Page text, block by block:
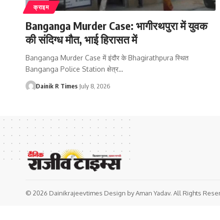
क्राइम
Banganga Murder Case: भागीरथपुरा में युवक
की संदिग्ध मौत, भाई हिरासत में
Banganga Murder Case में इंदौर के Bhagirathpura स्थित
Banganga Police Station क्षेत्र…
Dainik R Times July 8, 2026
© 2026 Dainikrajeevtimes Design by Aman Yadav. All Rights